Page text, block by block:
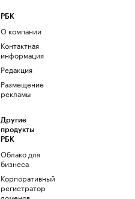
РБК
О компании
Контактная
информация
Редакция
Размещение
рекламы
Другие
продукты
РБК
Облако для
бизнеса
Корпоративный
регистратор